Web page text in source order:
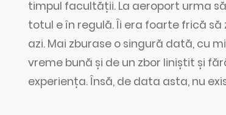
timpul facultății. La aeroport urma
totul e în regulă. Îi era foarte frică
azi. Mai zburase o singură dată, cu
vreme bună și de un zbor liniștit și
experiența. Însă, de data asta, nu